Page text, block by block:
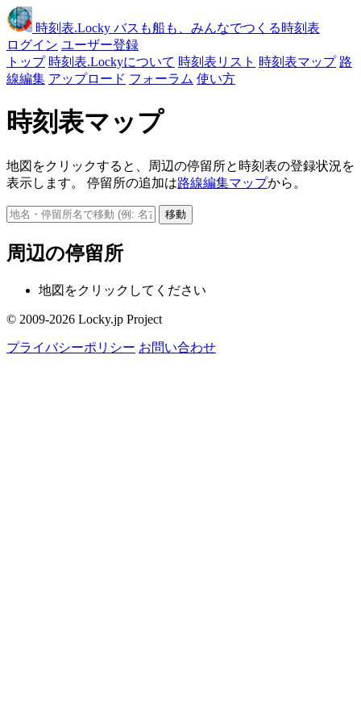
時刻表.Locky バスも船も、みんなでつくる時刻表
ログイン ユーザー登録
トップ 時刻表.Lockyについて 時刻表リスト 時刻表マップ 路
線編集 アップロード フォーラム 使い方
時刻表マップ
地図をクリックすると、周辺の停留所と時刻表の登録状況を
表示します。 停留所の追加は路線編集マップから。
移動
周辺の停留所
地図をクリックしてください
© 2009-2026 Locky.jp Project
プライバシーポリシー お問い合わせ